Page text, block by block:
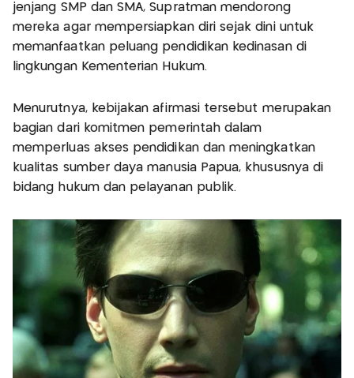
jenjang SMP dan SMA, Supratman mendorong
mereka agar mempersiapkan diri sejak dini untuk
memanfaatkan peluang pendidikan kedinasan di
lingkungan Kementerian Hukum.
Menurutnya, kebijakan afirmasi tersebut merupakan
bagian dari komitmen pemerintah dalam
memperluas akses pendidikan dan meningkatkan
kualitas sumber daya manusia Papua, khususnya di
bidang hukum dan pelayanan publik.